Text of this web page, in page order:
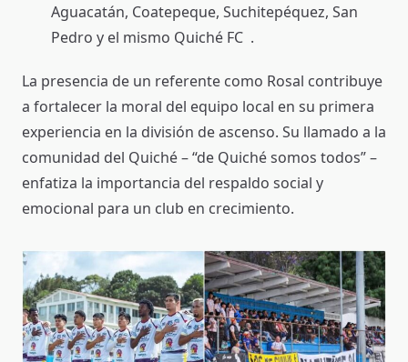
Aguacatán, Coatepeque, Suchitepéquez, San
Pedro y el mismo Quiché FC .
La presencia de un referente como Rosal contribuye
a fortalecer la moral del equipo local en su primera
experiencia en la división de ascenso. Su llamado a la
comunidad del Quiché – “de Quiché somos todos” –
enfatiza la importancia del respaldo social y
emocional para un club en crecimiento.